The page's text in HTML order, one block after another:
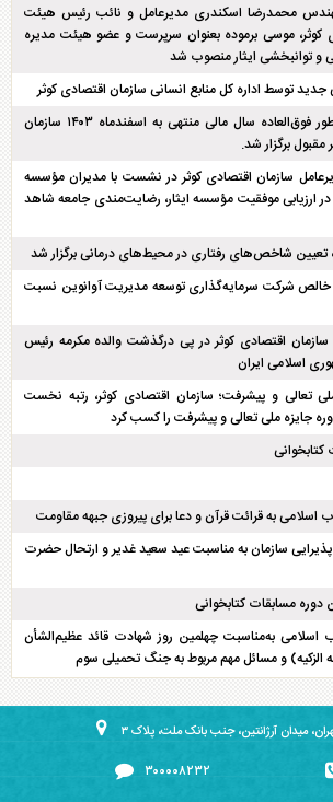
محمدرضا اسکندری مدیرعامل و نائب رئیس هیئت
کوثر، موسی برموده بعنوان سرپرست و عضو هیئت مدیره
و توانبخشی ایثار منصوب شد
جدید توسط اداره کل منابع انسانی سازمان اقتصادی کوثر
مجمع عمومی عادی بطور فوق‌العاده سال مالی منتهی به اسفند‌ماه ۱۴۰۳ سازمان
مقبول برگزار شد.
سازمان اقتصادی کوثر در نشست با مدیران مؤسسه
ارزیابی موفقیت مؤسسه ایثار، رضایت‌مندی جامعه شاهد
تعیین شاخص‌های رفتاری در محیط‌های درمانی برگزار شد
سود خالص شرکت سرمایه‌گذاری توسعه مدیریت آوانوین نسبت
سازمان اقتصادی کوثر در پی درگذشت والده مکرمه رئیس
اسلامی ایران
تعالی و پیشرفت؛ سازمان اقتصادی کوثر، رتبه نخست
جایزه ملی تعالی و پیشرفت را کسب کرد
اسلامی به قرائت قرآن و دعا برای پیروزی جبهه مقاومت
سازمان به مناسبت عید سعید غدیر و ارتحال حضرت
دوره مسابقات کتابخوانی
اسلامی به‌مناسبت چهلمین روز شهادت قائد عظیم‌الشأن
الزکیه) و مسائل مهم مربوط به جنگ تحمیلی سوم
میدان آرژانتین، جنب بانک ملت، پلاک ۳
۳۰۰۰۰۸۲۳۲